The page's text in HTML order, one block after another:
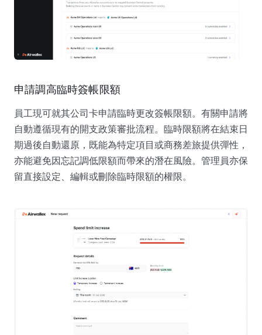
申請調高臨時簽帳限額
員工現可就其公司卡申請臨時更改簽帳限額。有關申請將
自動遵循現有的開支政策審批流程。臨時限額將在結束日
期過後自動還原，既能為特定項目或商務差旅提供彈性，
亦能避免因忘記調低限額而帶來的潛在風險。管理員亦保
留直接設定、編輯或刪除臨時限額的權限。